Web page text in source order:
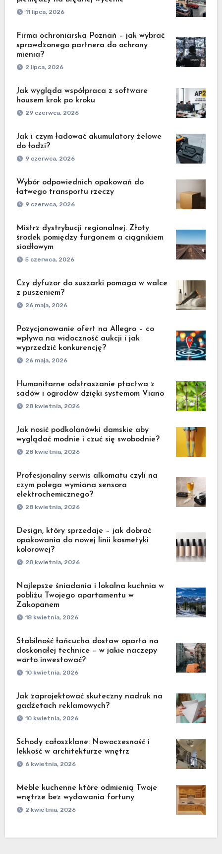
11 lipca, 2026
Firma ochroniarska Poznań – jak wybrać
sprawdzonego partnera do ochrony
mienia?
2 lipca, 2026
Jak wygląda współpraca z software
housem krok po kroku
29 czerwca, 2026
Jak i czym ładować akumulatory żelowe
do łodzi?
9 czerwca, 2026
Wybór odpowiednich opakowań do
łatwego transportu rzeczy
9 czerwca, 2026
Mistrz dystrybucji regionalnej. Złoty
środek pomiędzy furgonem a ciągnikiem
siodłowym
5 czerwca, 2026
Czy dyfuzor do suszarki pomaga w walce
z puszeniem?
26 maja, 2026
Pozycjonowanie ofert na Allegro – co
wpływa na widoczność aukcji i jak
wyprzedzić konkurencję?
26 maja, 2026
Humanitarne odstraszanie ptactwa z
sadów i ogrodów dzięki systemom Viano
28 kwietnia, 2026
Jak nosić podkolanówki damskie aby
wyglądać modnie i czuć się swobodnie?
28 kwietnia, 2026
Profesjonalny serwis alkomatu czyli na
czym polega wymiana sensora
elektrochemicznego?
28 kwietnia, 2026
Design, który sprzedaje – jak dobrać
opakowania do nowej linii kosmetyki
kolorowej?
28 kwietnia, 2026
Najlepsze śniadania i lokalna kuchnia w
pobliżu Twojego apartamentu w
Zakopanem
18 kwietnia, 2026
Stabilność łańcucha dostaw oparta na
doskonałej technice – w jakie naczepy
warto inwestować?
10 kwietnia, 2026
Jak zaprojektować skuteczny nadruk na
gadżetach reklamowych?
10 kwietnia, 2026
Schody całoszklane: Nowoczesność i
lekkość w architekturze wnętrz
6 kwietnia, 2026
Meble kuchenne które odmienią Twoje
wnętrze bez wydawania fortuny
2 kwietnia, 2026